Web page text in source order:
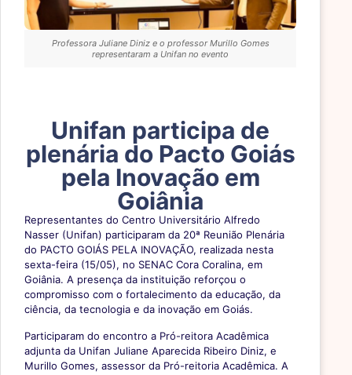
Professora Juliane Diniz e o professor Murillo Gomes
representaram a Unifan no evento
Unifan participa de
plenária do Pacto Goiás
pela Inovação em
Goiânia
Representantes do Centro Universitário Alfredo
Nasser (Unifan) participaram da 20ª Reunião Plenária
do PACTO GOIÁS PELA INOVAÇÃO, realizada nesta
sexta-feira (15/05), no SENAC Cora Coralina, em
Goiânia. A presença da instituição reforçou o
compromisso com o fortalecimento da educação, da
ciência, da tecnologia e da inovação em Goiás.
Participaram do encontro a Pró-reitora Acadêmica
adjunta da Unifan Juliane Aparecida Ribeiro Diniz, e
Murillo Gomes, assessor da Pró-reitoria Acadêmica. A